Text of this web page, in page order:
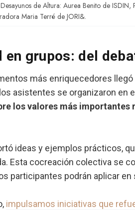
de Altura: Aurea Benito de
Maria Terré de JORI&.
grupos: del
más enriquecedores
asistentes se organizaron en
los valores más importantes
ideas y ejemplos prácticos,
Esta cocreación colectiva se
participantes podrán aplicar
impulsamos iniciativas que